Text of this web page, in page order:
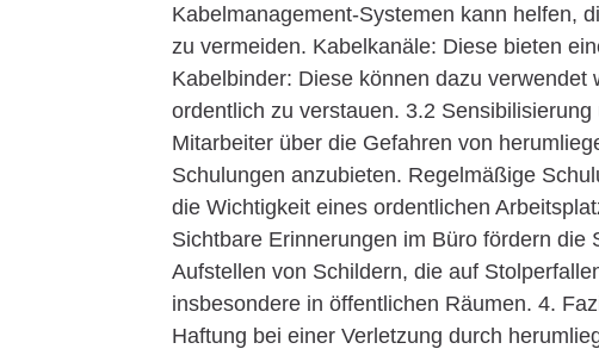
Kabelmanagement-Systemen kann helfen,
zu vermeiden. Kabelkanäle: Diese bieten
Kabelbinder: Diese können dazu
ordentlich zu verstauen. 3.2
Mitarbeiter über die Gefahren von
Schulungen anzubieten. Regelmäßige
die Wichtigkeit eines ordentlichen
Sichtbare Erinnerungen im Büro fördern
Aufstellen von Schildern, die auf
insbesondere in öffentlichen Räumen. 4.
Haftung bei einer Verletzung durch